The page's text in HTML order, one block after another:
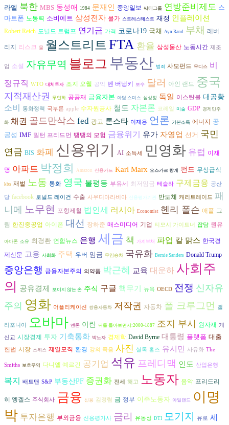
라엘 북한 MBS 동성애 1984 문재인 중앙일보 씨티그룹 연방준비제도 스
마트폰 노동력 소비에트 삼성전자 물가 스트레스테스트 재정 인플레이션
Robert Reich 도널드 트럼프 연기금 가격 코로나19 국채 Ayn Rand 부채 레버
리지 리스크 물 월스트리트 FTA 환율 삼성물산 노동시간 제조
업 소설 자유무역 블로그 부동산 범죄 사모펀드 무디스 비
정규직 WTO 대체투자 조지 오웰 공익 벤 버냉키 보수 달러 아인 랜드 중국
지적재산권 무인화 공공재 금융자본 아담 스미스 심상정 독일 이스탄불 대공황
소비 통화정책 국부론 apple 수자원공사 철도 자본론 코레일 미술 GDP 경제민주
화 채권 골드만삭스 fed 광고 론스타 이재용 언론 기본소득 에너지
공
공성 IMF 밀턴 프리드먼 땡땡의 모험 금융위기 유가 자영업 선거 국민
연금 BIS 화폐 신용위기 AI 소득세 민영화 유럽 이재
명 아파트 박정희 Amazon 신용카드 Karl Marx 오스카르 랑게 펀드 무상급식
kbs 재벌 노동 통화 영국 불평등 부유세 최저임금 테슬라 구제금융 공산
당 facebook 로널드 레이건 수출 사우디아라비아 신용평가기관 반도체 캐리트레이드 패
니메
노무현 포항제철 법인세 러시아 Economist 헨리 폴슨 애플 그
림 한진중공업 아이폰 대선 장하준 매스미디어 기업 티모시 가이트너 잡담 원유
아마존 소유 최경환 연합뉴스 은행 세금 책 가계부채 파업 칼 맑스 한국경
제신문 고용 사회화 주택 우버 임금 무임승차 국유화 Bernie Sanders Donald Trump
중앙은행 금융자본주의 의약품 박근혜 교육 대운하 사회주
의
공유경제 보이지 않는 손 주식 구글 핵무기 뉴욕 OECD 전쟁 신자유
주의 영화 어플리케이션 쌍용자동차 저작권 자동차 폴 크루그먼 캘
리포니아 오바마 엔론 이란 뒤를 돌아보면서:2000-1887 조지 부시 원자재 개
신교 시장경제 투자 기축통화 박노자 경제학 David Byrne 대통령 플랫폼 대출
헌법 시장 스위스 제일모직 환경 강의 죽음 사진 셜록 홈즈 유시민 사유화 The
Smiths 보호무역 다니엘 예르긴 공기업 석유 프레디맥 인도 산업은행
복지 배트맨 S&P 부동산PF 증권화 전세 해고 노동자 음악 프리드리
히 엥겔스 주식회사 금융 신용 김정렴 금 정부 이주노동자 아일랜드
이명
박 투자은행 부외금융 신용평가사 금리 유동성 DTI 모기지 유로 세